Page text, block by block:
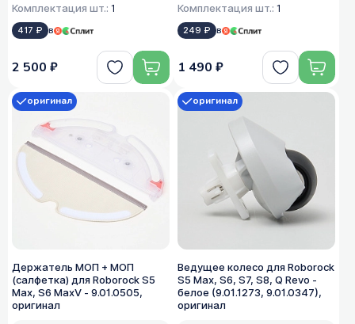
Комплектация шт.: 1
417 ₽ в
2 500 ₽
Комплектация шт.: 1
249 ₽ в
1 490 ₽
Держатель МОП + МОП
(салфетка) для Roborock S5
Max, S6 MaxV - 9.01.0505,
оригинал
оригинал
Ведущее колесо для Roborock
S5 Max, S6, S7, S8, Q Revo -
белое (9.01.1273, 9.01.0347),
оригинал
оригинал